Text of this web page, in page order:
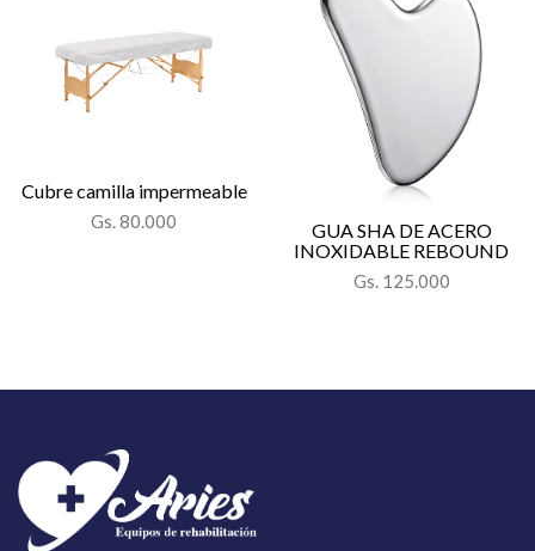
Cubre camilla impermeable
Gs. 80.000
GUA SHA DE ACERO
INOXIDABLE REBOUND
Gs. 125.000